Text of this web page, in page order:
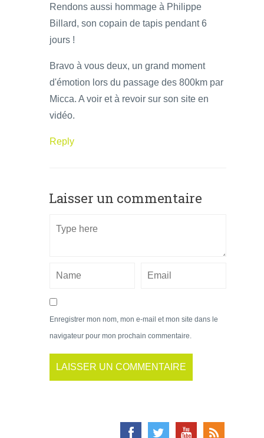
Rendons aussi hommage à Philippe
Billard, son copain de tapis pendant 6
jours !
Bravo à vous deux, un grand moment
d'émotion lors du passage des 800km par
Micca. A voir et à revoir sur son site en
vidéo.
Reply
Laisser un commentaire
Enregistrer mon nom, mon e-mail et mon site dans le
navigateur pour mon prochain commentaire.